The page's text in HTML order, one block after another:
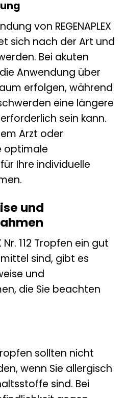
von REGENAPLEX
sich nach der Art und
Bei akuten
Anwendung über
erfolgen, während
eine längere
sein kann.
Arzt oder
optimale
Ihre individuelle
und
Nr. 112 Tropfen ein gut
sind, gibt es
und
die Sie beachten
Tropfen sollten nicht
wenn Sie allergisch
sind. Bei